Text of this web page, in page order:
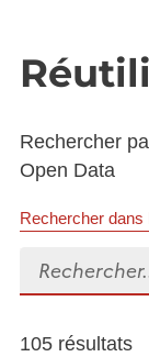
Rechercher
Open Data
Rechercher dans
Rechercher...
105 résultats